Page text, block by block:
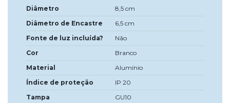
Diâmetro
8,5 cm
Diâmetro de Encastre
6,5 cm
Fonte de luz incluída?
Não
Cor
Branco
Material
Alumínio
Índice de proteção
IP 20
Tampa
GU10